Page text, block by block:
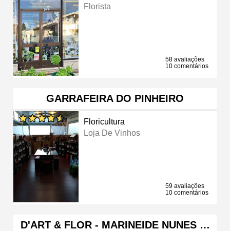
Florista
58 avaliações
10 comentários
GARRAFEIRA DO PINHEIRO
Floricultura
Loja De Vinhos
59 avaliações
10 comentários
D'ART & FLOR - MARINEIDE NUNES …